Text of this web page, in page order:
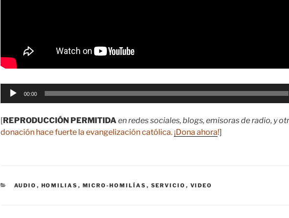
Reproductor
00:00
[REPRODUCCIÓN PERMITIDA en redes sociales, blogs, emisoras de radio, y
donación hace fuerte la evangelización católica. ¡Dona ahora!]
CATEGORÍAS
AUDIO , HOMILIAS , MICRO-HOMILÍAS , SERVICIO , VIDEO